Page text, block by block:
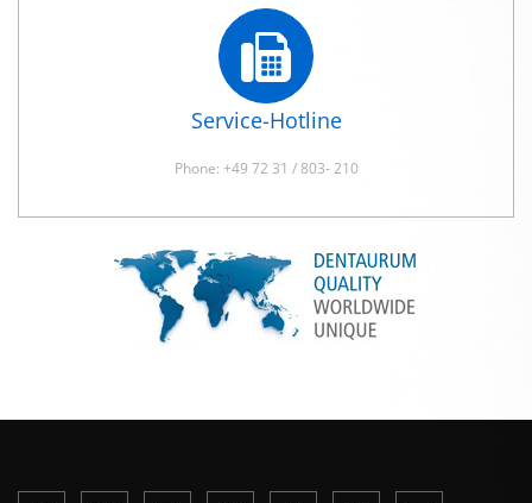
Service-Hotline
Phone: +49 72 31 / 803- 210